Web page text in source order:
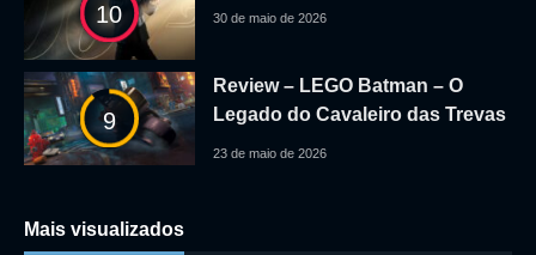
10 30 de maio de 2026
9
Review – LEGO Batman – O
Legado do Cavaleiro das Trevas
23 de maio de 2026
Mais visualizados